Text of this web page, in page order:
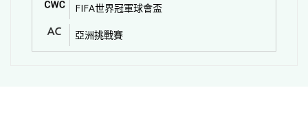
FIFA世界冠軍球會盃
亞洲挑戰賽